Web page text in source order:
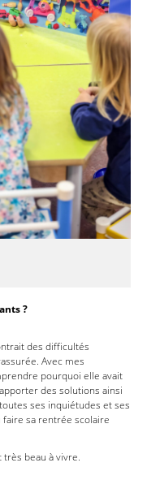
?
des difficultés
Avec mes
pourquoi elle avait
des solutions ainsi
ses inquiétudes et ses
sa rentrée scolaire
très beau à vivre.